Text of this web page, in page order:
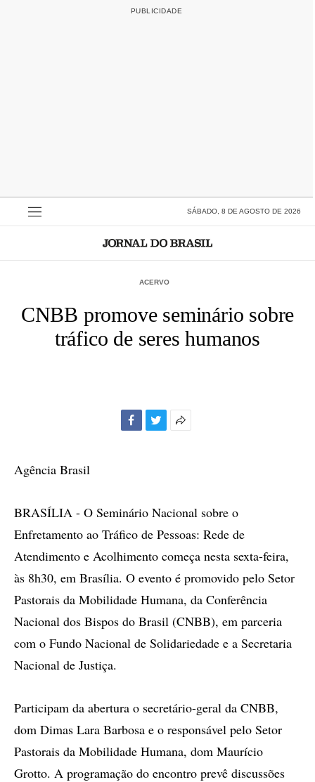
SÁBADO, 8 DE AGOSTO DE 2026
ACERVO
CNBB promove seminário sobre
tráfico de seres humanos
Agência Brasil
BRASÍLIA - O Seminário Nacional sobre o
Enfretamento ao Tráfico de Pessoas: Rede de
Atendimento e Acolhimento começa nesta sexta-feira,
às 8h30, em Brasília. O evento é promovido pelo Setor
Pastorais da Mobilidade Humana, da Conferência
Nacional dos Bispos do Brasil (CNBB), em parceria
com o Fundo Nacional de Solidariedade e a Secretaria
Nacional de Justiça.
Participam da abertura o secretário-geral da CNBB,
dom Dimas Lara Barbosa e o responsável pelo Setor
Pastorais da Mobilidade Humana, dom Maurício
Grotto. A programação do encontro prevê discussões